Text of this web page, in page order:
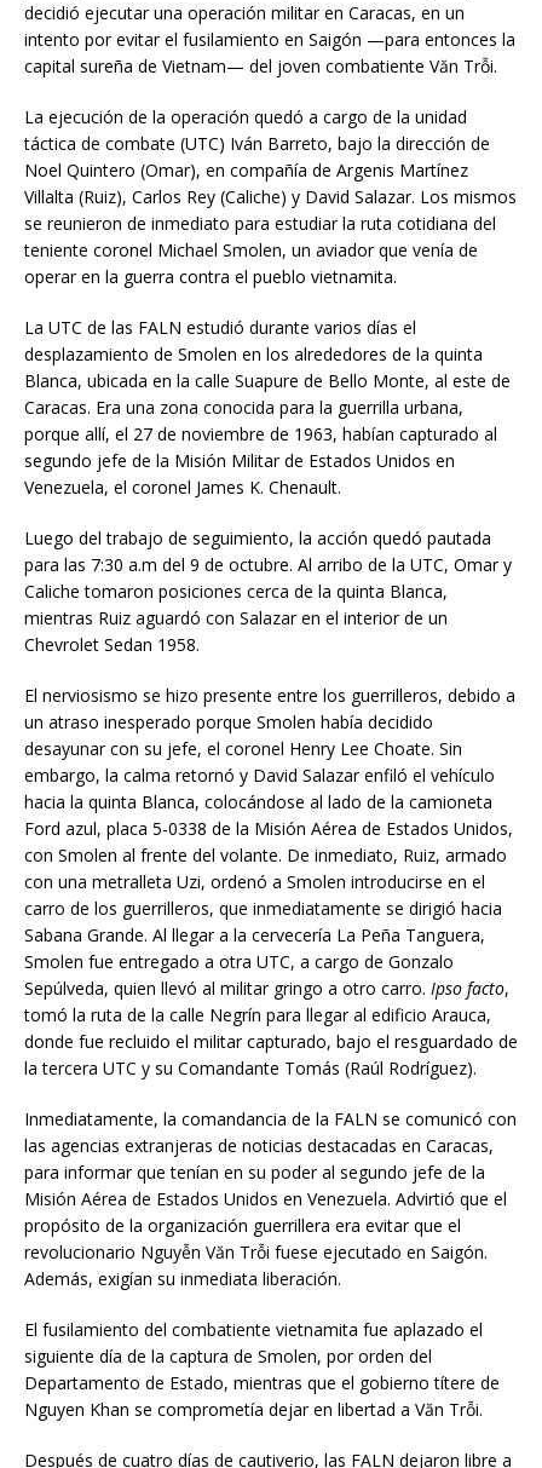
decidió ejecutar una operación militar en Caracas, en un
intento por evitar el fusilamiento en Saigón —para entonces la
capital sureña de Vietnam— del joven combatiente Văn Trỗi.
La ejecución de la operación quedó a cargo de la unidad
táctica de combate (UTC) Iván Barreto, bajo la dirección de
Noel Quintero (Omar), en compañía de Argenis Martínez
Villalta (Ruiz), Carlos Rey (Caliche) y David Salazar. Los mismos
se reunieron de inmediato para estudiar la ruta cotidiana del
teniente coronel Michael Smolen, un aviador que venía de
operar en la guerra contra el pueblo vietnamita.
La UTC de las FALN estudió durante varios días el
desplazamiento de Smolen en los alrededores de la quinta
Blanca, ubicada en la calle Suapure de Bello Monte, al este de
Caracas. Era una zona conocida para la guerrilla urbana,
porque allí, el 27 de noviembre de 1963, habían capturado al
segundo jefe de la Misión Militar de Estados Unidos en
Venezuela, el coronel James K. Chenault.
Luego del trabajo de seguimiento, la acción quedó pautada
para las 7:30 a.m del 9 de octubre. Al arribo de la UTC, Omar y
Caliche tomaron posiciones cerca de la quinta Blanca,
mientras Ruiz aguardó con Salazar en el interior de un
Chevrolet Sedan 1958.
El nerviosismo se hizo presente entre los guerrilleros, debido a
un atraso inesperado porque Smolen había decidido
desayunar con su jefe, el coronel Henry Lee Choate. Sin
embargo, la calma retornó y David Salazar enfiló el vehículo
hacia la quinta Blanca, colocándose al lado de la camioneta
Ford azul, placa 5-0338 de la Misión Aérea de Estados Unidos,
con Smolen al frente del volante. De inmediato, Ruiz, armado
con una metralleta Uzi, ordenó a Smolen introducirse en el
carro de los guerrilleros, que inmediatamente se dirigió hacia
Sabana Grande. Al llegar a la cervecería La Peña Tanguera,
Smolen fue entregado a otra UTC, a cargo de Gonzalo
Sepúlveda, quien llevó al militar gringo a otro carro. Ipso facto,
tomó la ruta de la calle Negrín para llegar al edificio Arauca,
donde fue recluido el militar capturado, bajo el resguardado de
la tercera UTC y su Comandante Tomás (Raúl Rodríguez).
Inmediatamente, la comandancia de la FALN se comunicó con
las agencias extranjeras de noticias destacadas en Caracas,
para informar que tenían en su poder al segundo jefe de la
Misión Aérea de Estados Unidos en Venezuela. Advirtió que el
propósito de la organización guerrillera era evitar que el
revolucionario Nguyễn Văn Trỗi fuese ejecutado en Saigón.
Además, exigían su inmediata liberación.
El fusilamiento del combatiente vietnamita fue aplazado el
siguiente día de la captura de Smolen, por orden del
Departamento de Estado, mientras que el gobierno títere de
Nguyen Khan se comprometía dejar en libertad a Văn Trỗi.
Después de cuatro días de cautiverio, las FALN dejaron libre a